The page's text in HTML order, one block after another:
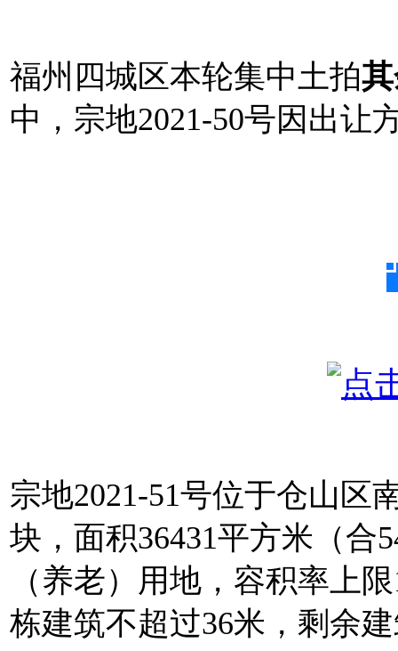
福州四城区本轮集中土拍
中，宗地2021-50号因出让
宗地2021-51号位于仓山区
块，面积36431平方米（合
（养老）用地，容积率上
栋建筑不超过36米，剩余